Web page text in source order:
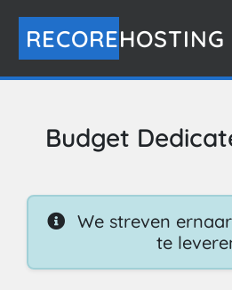
RECOREHOSTING
Budget
We streven
te